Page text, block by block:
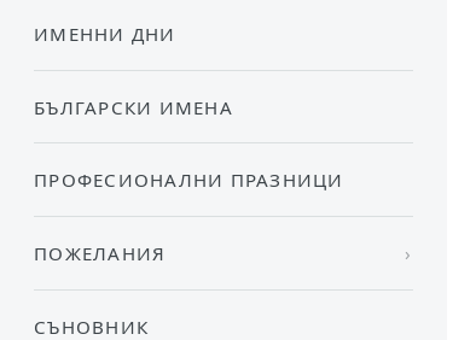
ИМЕННИ ДНИ
БЪЛГАРСКИ ИМЕНА
ПРОФЕСИОНАЛНИ ПРАЗНИЦИ
ПОЖЕЛАНИЯ
СЪНОВНИК